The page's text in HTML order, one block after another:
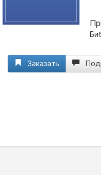
Заказать